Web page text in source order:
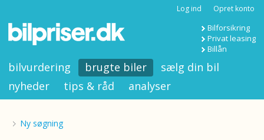
Log ind Opret konto
Bilforsikring
Privat leasing
Billån
bilvurdering brugte biler
sælg din bil
nyheder
tips & råd analyser
Ny søgning